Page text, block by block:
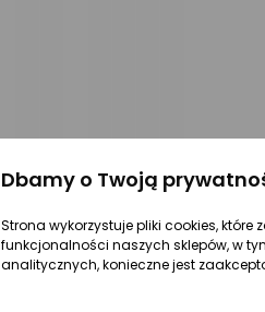
Dbamy o Twoją
Strona wykorzystuje pliki cookies, które
funkcjonalności naszych sklepów, w
analitycznych, konieczne jest